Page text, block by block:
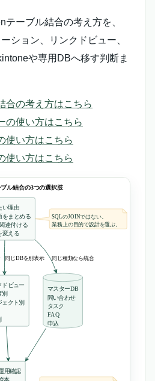
テーブル結合の考え方を、
ション、リンクドビュー、
や専用DBへ移す判断ま
合の考え方はこちら
の使い方はこちら
使い方はこちら
使い方はこちら